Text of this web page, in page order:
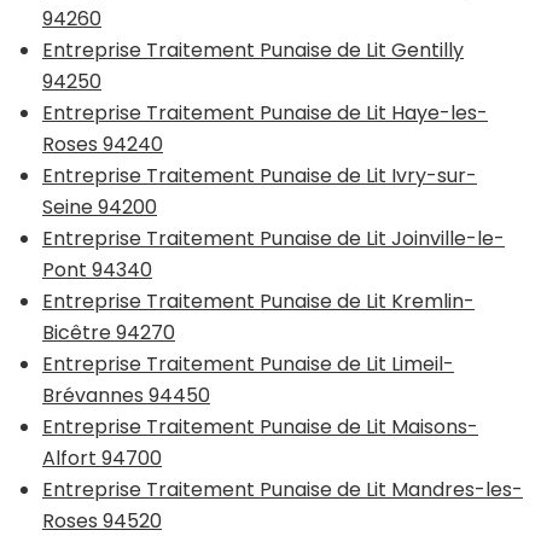
94260
Entreprise Traitement Punaise de Lit Gentilly
94250
Entreprise Traitement Punaise de Lit Haye-les-
Roses 94240
Entreprise Traitement Punaise de Lit Ivry-sur-
Seine 94200
Entreprise Traitement Punaise de Lit Joinville-le-
Pont 94340
Entreprise Traitement Punaise de Lit Kremlin-
Bicêtre 94270
Entreprise Traitement Punaise de Lit Limeil-
Brévannes 94450
Entreprise Traitement Punaise de Lit Maisons-
Alfort 94700
Entreprise Traitement Punaise de Lit Mandres-les-
Roses 94520